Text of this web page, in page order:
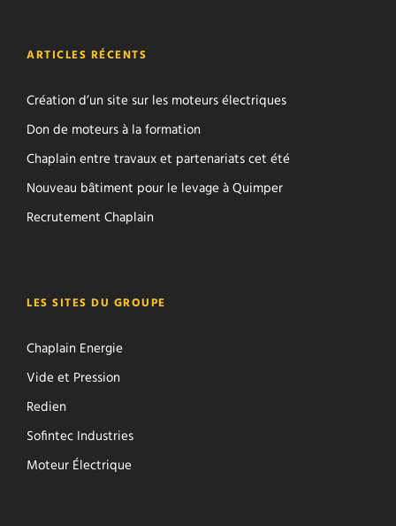
ARTICLES RÉCENTS
Création d’un site sur les moteurs électriques
Don de moteurs à la formation
Chaplain entre travaux et partenariats cet été
Nouveau bâtiment pour le levage à Quimper
Recrutement Chaplain
LES SITES DU GROUPE
Chaplain Energie
Vide et Pression
Redien
Sofintec Industries
Moteur Électrique